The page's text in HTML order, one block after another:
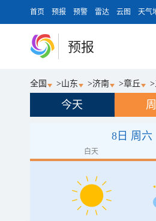
首页 预报 预警 雷达 云图 天气
预报
全国 >山东 >济南 >章丘 >
今天
8日 周六
白天